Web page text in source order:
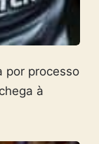
por processo
à